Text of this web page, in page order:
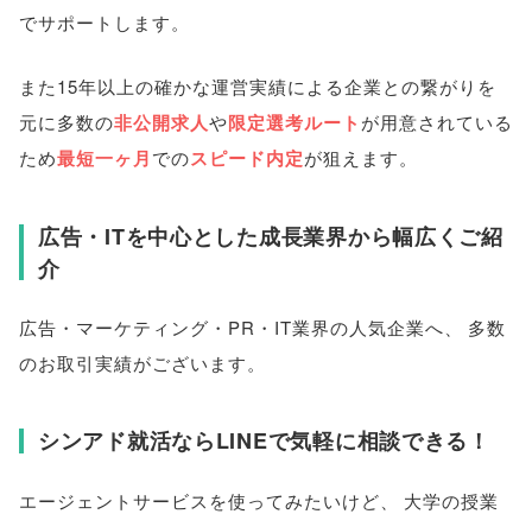
でサポートします。
また15年以上の確かな運営実績による企業との繋がりを
元に多数の非公開求人や限定選考ルート が用意されている
ため最短一ヶ月でのスピード内定が狙えます。
広告・ITを中心とした成長業界から幅広くご紹
介
広告・マーケティング・PR・IT業界の人気企業へ
多数
のお取引実績がございます。
シンアド就活ならLINEで気軽に相談できる！
エージェントサービスを使ってみたいけど
大学の授業